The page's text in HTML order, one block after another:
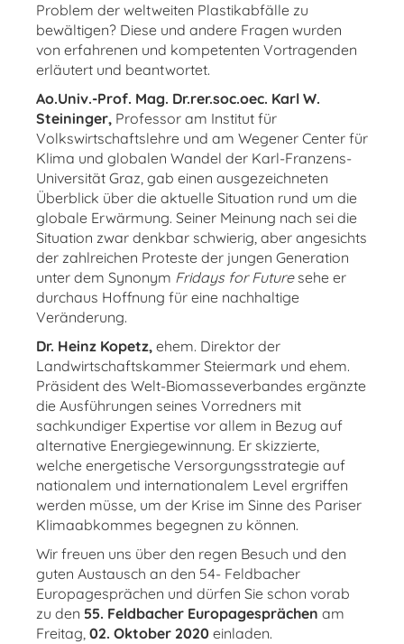
Problem der weltweiten Plastikabfälle zu
bewältigen? Diese und andere Fragen wurden
von erfahrenen und kompetenten Vortragenden
erläutert und beantwortet.
Ao.Univ.-Prof. Mag. Dr.rer.soc.oec. Karl W.
Steininger, Professor am Institut für
Volkswirtschaftslehre und am Wegener Center für
Klima und globalen Wandel der Karl-Franzens-
Universität Graz, gab einen ausgezeichneten
Überblick über die aktuelle Situation rund um die
globale Erwärmung. Seiner Meinung nach sei die
Situation zwar denkbar schwierig, aber angesichts
der zahlreichen Proteste der jungen Generation
unter dem Synonym Fridays for Futuresehe er
durchaus Hoffnung für eine nachhaltige
Veränderung.
Dr. Heinz Kopetz, ehem. Direktor der
Landwirtschaftskammer Steiermark und ehem.
Präsident des Welt-Biomasseverbandes ergänzte
die Ausführungen seines Vorredners mit
sachkundiger Expertise vor allem in Bezug auf
alternative Energiegewinnung. Er skizzierte,
welche energetische Versorgungsstrategie auf
nationalem und internationalem Level ergriffen
werden müsse, um der Krise im Sinne des Pariser
Klimaabkommes begegnen zu können.
Wir freuen uns über den regen Besuch und den
guten Austausch an den 54- Feldbacher
Europagesprächen und dürfen Sie schon vorab
zu den 55. Feldbacher Europagesprächen am
Freitag, 02. Oktober 2020 einladen.